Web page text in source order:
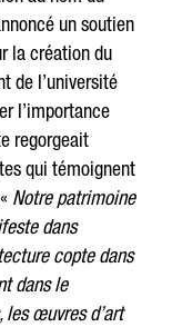
un soutien
la création du
de l’université
l’importance
regorgeait
qui témoignent
Notre patrimoine
dans
copte dans
dans le
les œuvres d’art